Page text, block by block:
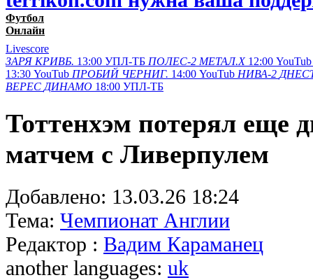
Футбол
Онлайн
Livescore
ЗАРЯ КРИВБ. 13:00 УПЛ-ТБ ПОЛЕС-2 МЕТАЛ.Х 12:00 YouTub
13:30 YouTub ПРОБИЙ ЧЕРНИГ. 14:00 YouTub НИВА-2
ВЕРЕС ДИНАМО 18:00 УПЛ-ТБ
Тоттенхэм потерял еще
матчем с Ливерпулем
Добавлено: 13.03.26 18:24
Тема: Чемпионат Англии
Редактор : Вадим Караманец
another languages: uk